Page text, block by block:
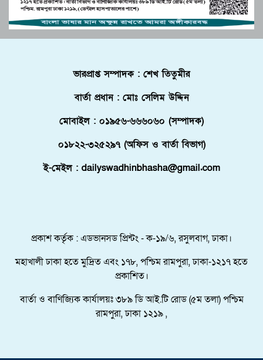
জুলাই সনদ বাস্তবায়ন নিয়ে প্রশ্ন: রংপুরে ১১
দলের বিক্ষোভ
উচ্চশিক্ষা ও দক্ষতা উন্নয়ন বাংলাদেশ-
মালয়েশিয়া দ্বিপাক্ষিক সহযোগিতা
জোরদারের অঙ্গীকার
পুলিশে কনস্টেবল পদে কোন জেলায় কতজন
নিয়োগ।
বোচাগঞ্জে গণভোট বাস্তবায়নের দাবিতে
ফ্লোরিডায় বাংলাদেশি তরুণ নিহত, মরদেহ
দেশে আনতে সরকারের সহযোগিতা চায়
পরিবার
মালদ্বীপে বাংলাদেশের স্বাধীনতা ও জাতীয়
দিবস উদযাপন, কূটনীতিকদের সংবর্ধনা
ভারপ্রাপ্ত সম্পাদক : শেখ তিতুমীর
বার্তা প্রধান : মোঃ সেলিম উদ্দিন
মোবাইল : ০১৯৫৬-৬৬৬০৬০ (সম্পাদক)
০১৮২২-৩২৫২৯৭ (অফিস ও বার্তা বিভাগ)
ই-মেইল : dailyswadhinbhasha@gmail.com
প্রকাশ কর্তৃক : এডভানসড প্রিন্টং - ক-১৯/৬, রসুলবাগ, ঢাকা।
মহাখালী ঢাকা হতে মুদ্রিত এবং ১৭৮, পশ্চিম রামপুরা, ঢাকা-১২১৭ হতে
প্রকাশিত।
বার্তা ও বাণিজ্যিক কার্যালয়ঃ ৩৮৯ ডি আই.টি রোড (৫ম তলা) পশ্চিম
রামপুরা, ঢাকা ১২১৯ ,